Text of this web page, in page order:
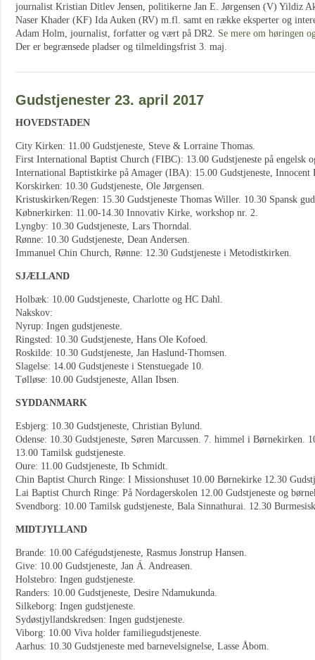
journalist Kristian Ditlev Jensen, politikerne Jan E. Jørgensen (V) Yildiz
Naser Khader (KF) Ida Auken (RV) m.fl. samt en række eksperter og
Adam Holm, journalist, forfatter og vært på DR2. Se mere om høringen
Der er begrænsede pladser og tilmeldingsfrist 3. maj.
Gudstjenester 23. april 2017
HOVEDSTADEN
City Kirken: 11.00 Gudstjeneste, Steve & Lorraine Thomas.
First International Baptist Church (FIBC): 13.00 Gudstjeneste på engelsk
International Baptistkirke på Amager (IBA): 15.00 Gudstjeneste, Innocent
Korskirken: 10.30 Gudstjeneste, Ole Jørgensen.
Kristuskirken/Regen: 15.30 Gudstjeneste Thomas Willer. 10.30 Spansk
Købnerkirken: 11.00-14.30 Innovativ Kirke, workshop nr. 2.
Lyngby: 10.30 Gudstjeneste, Lars Thorndal.
Rønne: 10.30 Gudstjeneste, Dean Andersen.
Immanuel Chin Church, Rønne: 12.30 Gudstjeneste i Metodistkirken.
SJÆLLAND
Holbæk: 10.00 Gudstjeneste, Charlotte og HC Dahl.
Nakskov:
Nyrup: Ingen gudstjeneste.
Ringsted: 10.30 Gudstjeneste, Hans Ole Kofoed.
Roskilde: 10.30 Gudstjeneste, Jan Haslund-Thomsen.
Slagelse: 14.00 Gudstjeneste i Stenstuegade 10.
Tølløse: 10.00 Gudstjeneste, Allan Ibsen.
SYDDANMARK
Esbjerg: 10.30 Gudstjeneste, Christian Bylund.
Odense: 10.30 Gudstjeneste, Søren Marcussen. 7. himmel i Børnekirken.
13.00 Tamilsk gudstjeneste.
Oure: 11.00 Gudstjeneste, Ib Schmidt.
Chin Baptist Church Ringe: I Missionshuset 10.00 Børnekirke 12.30
Lai Baptist Church Ringe: På Nordagerskolen 12.00 Gudstjeneste og
Svendborg: 10.00 Tamilsk gudstjeneste, Bala Sinnathurai. 12.30
MIDTJYLLAND
Brande: 10.00 Cafégudstjeneste, Rasmus Jonstrup Hansen.
Give: 10.00 Gudstjeneste, Jan Á. Andreasen.
Holstebro: Ingen gudstjeneste.
Randers: 10.00 Gudstjeneste, Desire Ndamukunda.
Silkeborg: Ingen gudstjeneste.
Sydøstjyllandskredsen: Ingen gudstjeneste.
Viborg: 10.00 Viva holder familiegudstjeneste.
Aarhus: 10.30 Gudstjeneste med barnevelsignelse, Lasse Åbom.